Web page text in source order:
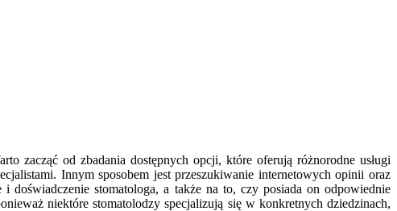
zacząć od zbadania dostępnych opcji, które oferują różnorodne usługi
Innym sposobem jest przeszukiwanie internetowych opinii oraz
stomatologa, a także na to, czy posiada on odpowiednie
niektóre stomatolodzy specjalizują się w konkretnych dziedzinach,